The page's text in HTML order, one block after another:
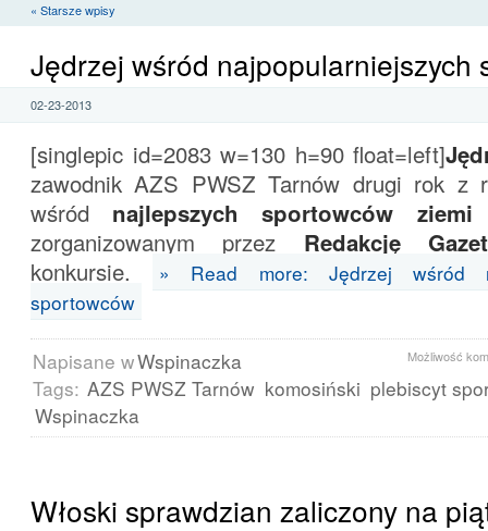
« Starsze wpisy
Jędrzej wśród najpopularniejszych
02-23-2013
[singlepic id=2083 w=130 h=90 float=left]
zawodnik AZS PWSZ Tarnów drugi rok z
wśród najlepszych sportowców ziemi
zorganizowanym przez Redakcję
konkursie.
» Read more: Jędrzej wśród
sportowców
Możliwość
Napisane wWspinaczka
Tags: AZS PWSZ Tarnów komosiński plebiscyt
Wspinaczka
Włoski sprawdzian zaliczony na